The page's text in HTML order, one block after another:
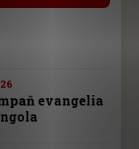
evangelia